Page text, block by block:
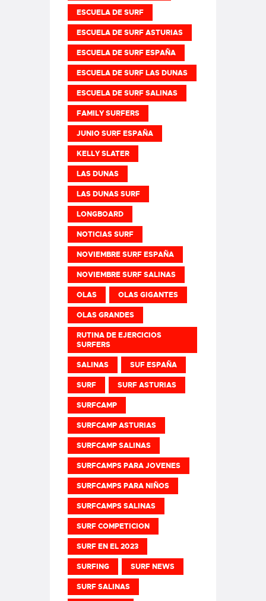
ESCUELA DE SURF
ESCUELA DE SURF ASTURIAS
ESCUELA DE SURF ESPAÑA
ESCUELA DE SURF LAS DUNAS
ESCUELA DE SURF SALINAS
FAMILY SURFERS
JUNIO SURF ESPAÑA
KELLY SLATER
LAS DUNAS
LAS DUNAS SURF
LONGBOARD
NOTICIAS SURF
NOVIEMBRE SURF ESPAÑA
NOVIEMBRE SURF SALINAS
OLAS OLAS GIGANTES
OLAS GRANDES
RUTINA DE EJERCICIOS
SURFERS
SALINAS SUF ESPAÑA
SURF SURF ASTURIAS
SURFCAMP
SURFCAMP ASTURIAS
SURFCAMP SALINAS
SURFCAMPS PARA JOVENES
SURFCAMPS PARA NIÑOS
SURFCAMPS SALINAS
SURF COMPETICION
SURF EN EL 2023
SURFING SURF NEWS
SURF SALINAS